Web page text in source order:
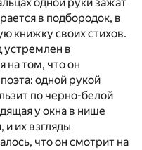
в подбородок, в
книжку своих стихов.
устремлен в
на том, что он
одной рукой
по черно-белой
у окна в нише
и их взгляды
что он смотрит на